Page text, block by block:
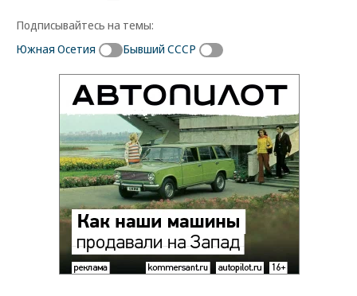
Подписывайтесь на темы:
Южная Осетия
Бывший СССР